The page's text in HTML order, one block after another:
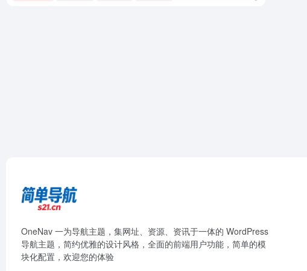
OneNav 一为导航主题，集网址、资源、资讯于一体的 WordPress
导航主题，简约优雅的设计风格，全面的前端用户功能，简单的模
块化配置，欢迎您的体验